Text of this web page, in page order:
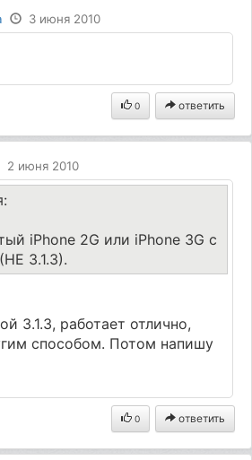
3 июня 2010
0 ответить
2 июня 2010
iPhone 2G или iPhone 3G с
3.1.3).
3.1.3, работает отлично,
способом. Потом напишу
0 ответить